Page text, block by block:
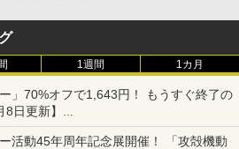
1週間 1カ月
」70%オフで1,643円！ もうすぐ終了の
日更新】
では「大神 絶景版」が67%オフで990円
活動45年周年記念展開催！ 「攻殻機動